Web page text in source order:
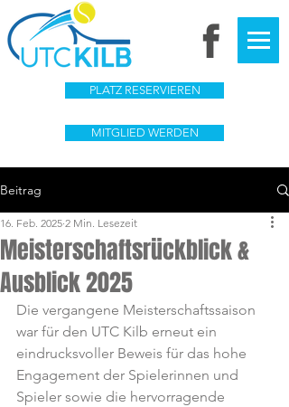
PLATZ RESERVIEREN
MITGLIED WERDEN
Beitrag
Meisterschaftsrückblick &
Ausblick 2025
16. Feb. 2025 2 Min. Lesezeit
Die vergangene Meisterschaftssaison
war für den UTC Kilb erneut ein
eindrucksvoller Beweis für das hohe
Engagement der Spielerinnen und
Spieler sowie die hervorragende